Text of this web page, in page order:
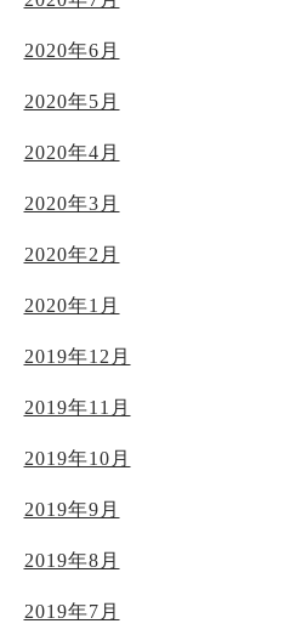
2020年6月
2020年5月
2020年4月
2020年3月
2020年2月
2020年1月
2019年12月
2019年11月
2019年10月
2019年9月
2019年8月
2019年7月